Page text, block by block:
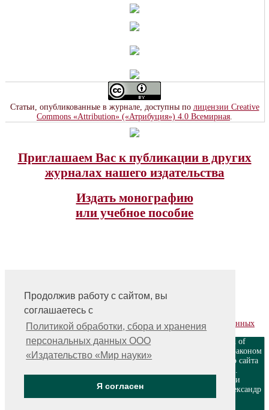
Продолжив работу с сайтом, вы
соглашаетесь с
Политикой обработки, сбора и хранения
персональных данных ООО
«Издательство «Мир науки»
Я согласен
Статьи, опубликованные в журнале, доступны по лицензии Creative
Commons «Attribution» («Атрибуция») 4.0 Всемирная.
Приглашаем Вас к публикации в других
журналах нашего издательства
Издать монографию
или учебное пособие
На главную
Контакты, учредитель, редакция
Политика обработки, сбора и хранения персональных данных
ООО «Издательство «Мир науки» \ «Publishing company «World of
science», LLC Материалы, размещенные на сайте, охраняются Законом
о защите авторских прав. Публикация любых материалов этого сайта
Авторские права на размещенные на сайте научные публикации
принадлежат их авторам. Разработка и поддержка сайта — Александр
Павлов, pavlov@mir-nauki.com